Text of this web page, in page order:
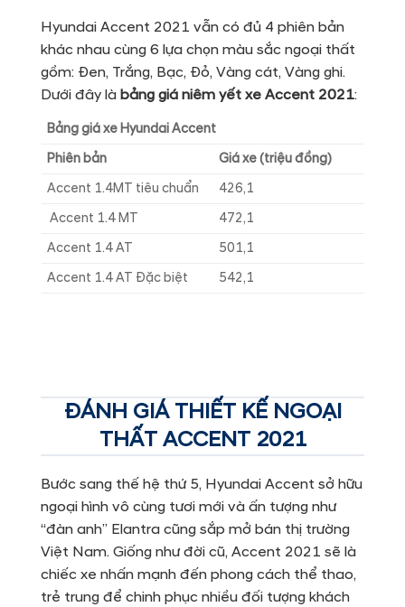
Hyundai Accent 2021 vẫn có đủ 4 phiên bản
khác nhau cùng 6 lựa chọn màu sắc ngoại thất
gồm: Đen, Trắng, Bạc, Đỏ, Vàng cát, Vàng ghi.
Dưới đây là bảng giá niêm yết xe Accent 2021:
Bảng giá xe Hyundai Accent
Phiên bản
Giá xe (triệu đồng)
Accent 1.4MT tiêu chuẩn
426,1
Accent 1.4 MT
472,1
Accent 1.4 AT
501,1
Accent 1.4 AT Đặc biệt
542,1
ĐÁNH GIÁ THIẾT KẾ NGOẠI
THẤT ACCENT 2021
Bước sang thế hệ thứ 5, Hyundai Accent sở hữu
ngoại hình vô cùng tươi mới và ấn tượng như
“đàn anh” Elantra cũng sắp mở bán thị trường
Việt Nam. Giống như đời cũ, Accent 2021 sẽ là
chiếc xe nhấn mạnh đến phong cách thể thao,
trẻ trung để chinh phục nhiều đối tượng khách